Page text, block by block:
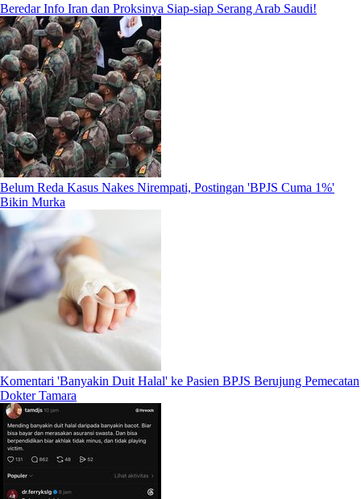
Beredar Info Iran dan Proksinya Siap-siap Serang Arab Saudi!
Belum Reda Kasus Nakes Nirempati, Postingan 'BPJS Cuma 1%'
Bikin Murka
Komentari 'Banyakin Duit Halal' ke Pasien BPJS Berujung Pemecatan
Dokter Tamara